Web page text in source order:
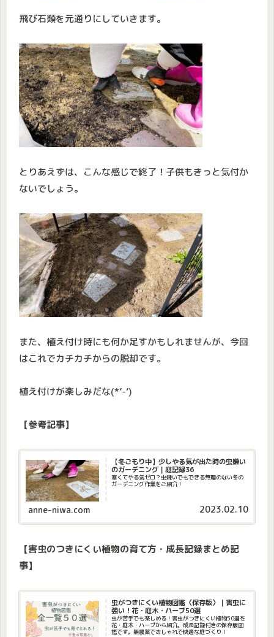
飛び石類を元通りにしていきます。
とりあえずは、こんな感じで終了！子供もきっと気付か
ないでしょう。
また、植え付け時にも何か足すかもしれませんが、今回
はこれでカチカチからの脱却です。
植え付けが楽しみだな(*’-‘)
【参考記事】
【冬ごもり中】少しやる気が出た時の虫嫌い
のガーデニング｜庭記録36
寒くてやる気ゼロ？虫嫌いでもできる無理のない冬の
ガーデニング作業をご紹介！
anne-niwa.com 2023.02.10
【害虫のつきにくい植物の育て方・成長記録まとめ記
事】
虫がつきにくい植物図鑑〈保存版〉｜害虫に
強い！花・庭木・ハーブ50選
虫が苦手でも楽しめる！害虫がつきにくい植物50選を
花・庭木・ハーブから紹介。成長記録付きの保存版図
鑑です。無農薬でおしゃれで快適な庭づくり！